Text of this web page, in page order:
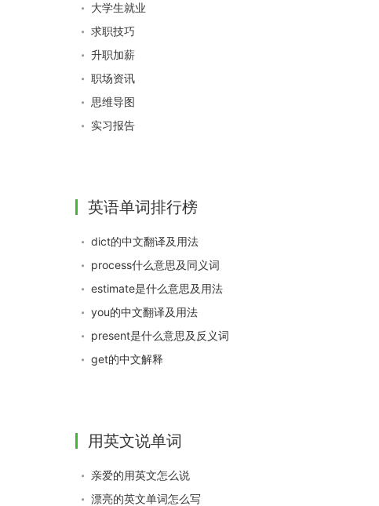
大学生就业
求职技巧
升职加薪
职场资讯
思维导图
实习报告
英语单词排行榜
dict的中文翻译及用法
process什么意思及同义词
estimate是什么意思及用法
you的中文翻译及用法
present是什么意思及反义词
get的中文解释
用英文说单词
亲爱的用英文怎么说
漂亮的英文单词怎么写